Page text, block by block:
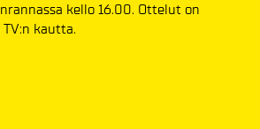
kello 16.00. Ottelut on
kautta.